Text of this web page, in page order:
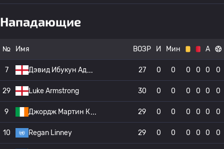
Нападающие
№ Имя ВОЗР И Мин А
7 Дэвид Ибукун Ад 27 0 0 0 0 0 0
29 Luke Armstrong 30 0 0 0 0 0 0
9 Джордж Мартин К 29 0 0 0 0 0 0
10 Regan Linney 29 0 0 0 0 0 0